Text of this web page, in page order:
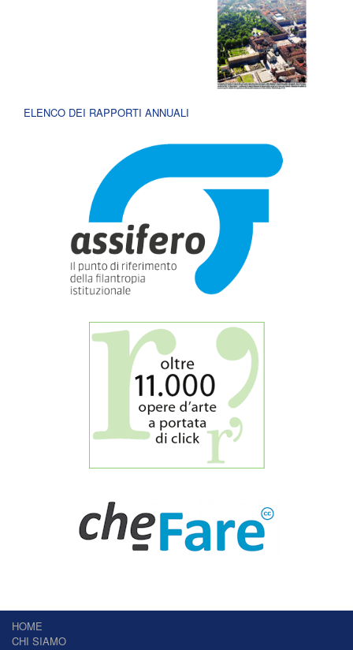
ELENCO DEI RAPPORTI ANNUALI
HOME
CHI SIAMO